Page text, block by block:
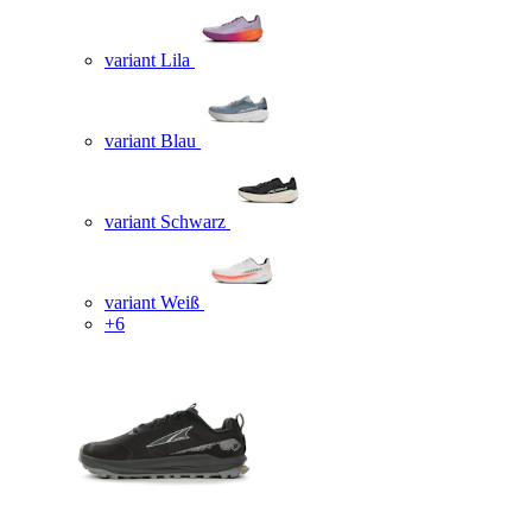
variant Lila
variant Blau
variant Schwarz
variant Weiß
+6